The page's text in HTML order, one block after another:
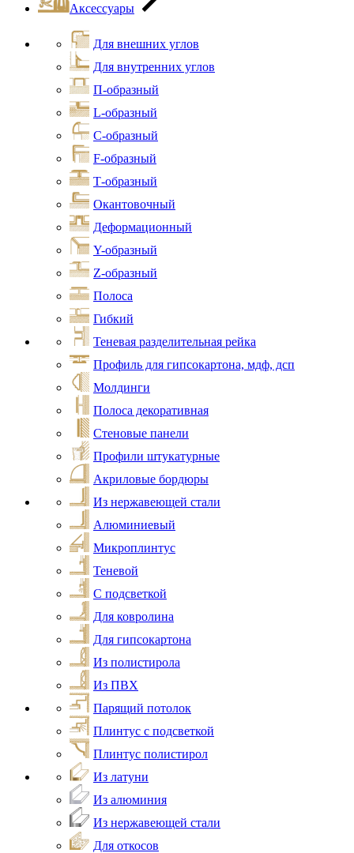
Аксессуары
Для внешних углов
Для внутренних углов
П-образный
L-образный
С-образный
F-образный
Т-образный
Окантовочный
Деформационный
Y-образный
Z-образный
Полоса
Гибкий
Теневая разделительная рейка
Профиль для гипсокартона, мдф, дсп
Молдинги
Полоса декоративная
Стеновые панели
Профили штукатурные
Акриловые бордюры
Из нержавеющей стали
Алюминиевый
Микроплинтус
Теневой
С подсветкой
Для ковролина
Для гипсокартона
Из полистирола
Из ПВХ
Парящий потолок
Плинтус с подсветкой
Плинтус полистирол
Из латуни
Из алюминия
Из нержавеющей стали
Для откосов